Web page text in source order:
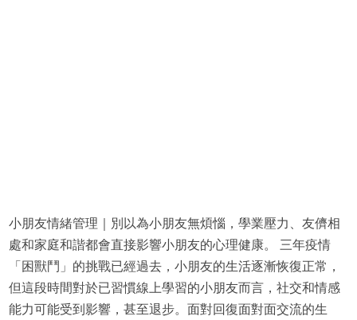
小朋友情緒管理｜別以為小朋友無煩惱，學業壓力、友儕相
處和家庭和諧都會直接影響小朋友的心理健康。 三年疫情
「困獸鬥」的挑戰已經過去，小朋友的生活逐漸恢復正常，
但這段時間對於已習慣線上學習的小朋友而言，社交和情感
能力可能受到影響，甚至退步。面對回復面對面交流的生